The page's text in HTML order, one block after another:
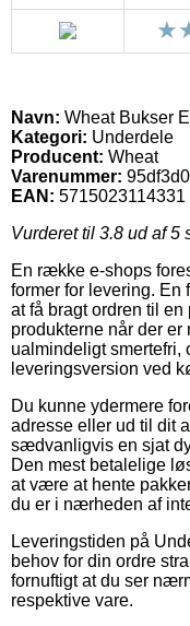
Navn: Wheat Bukser
Kategori: Underdele
Producent: Wheat
Varenummer:
EAN: 5715023114331
Vurderet til 3.8 ud af 5
En række e-shops
former for levering. En
at få bragt ordren til
produkterne når der
ualmindeligt smertefri,
leveringsversion ved
Du kunne ydermere
adresse eller ud til dit
sædvanligvis en sjat
Den mest betalelige
at være at hente
du er i nærheden af
Leveringstiden på
behov for din ordre
fornuftigt at du ser
respektive vare.